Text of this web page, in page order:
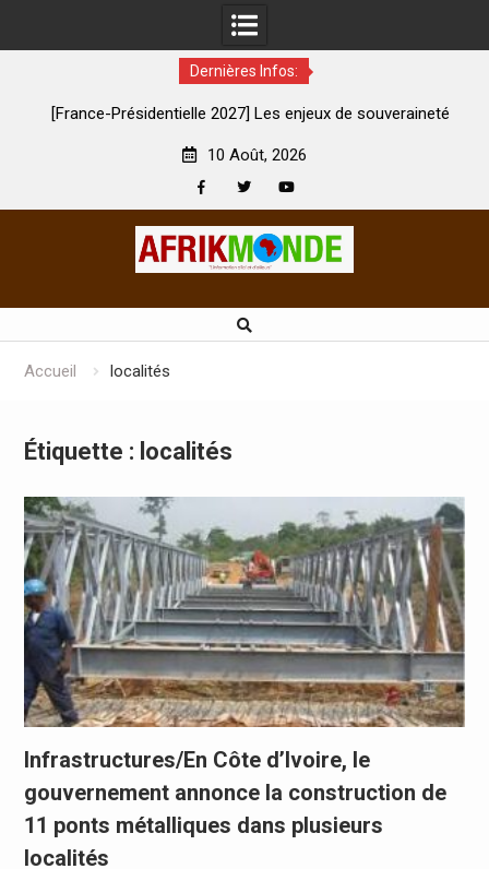
Dernières Infos:
Présidentielle 2027] Les enjeux de souveraineté
À Lens, la
10 Août, 2026
Accueil localités
Étiquette : localités
Infrastructures/En Côte d’Ivoire, le
gouvernement annonce la construction de
11 ponts métalliques dans plusieurs
localités